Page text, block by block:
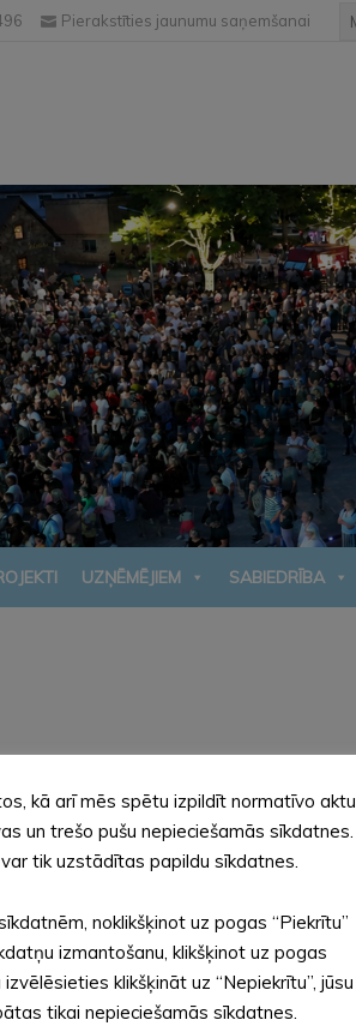
Pierakstīties jaunumu saņemšanai
UZŅĒMĒJIEM SABIEDRĪBA
gadam
kā arī mēs spētu izpildīt normatīvo aktu
un trešo pušu nepieciešamās sīkdatnes.
var tik uzstādītas papildu sīkdatnes.
noklikšķinot uz pogas “Piekrītu”
izmantošanu, klikšķinot uz pogas
izvēlēsieties klikšķināt uz “Nepiekrītu”, jūsu
tikai nepieciešamās sīkdatnes.